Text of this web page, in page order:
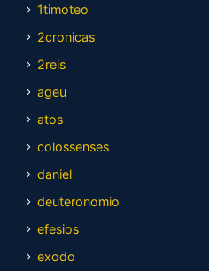
1timoteo
2cronicas
2reis
ageu
atos
colossenses
daniel
deuteronomio
efesios
exodo